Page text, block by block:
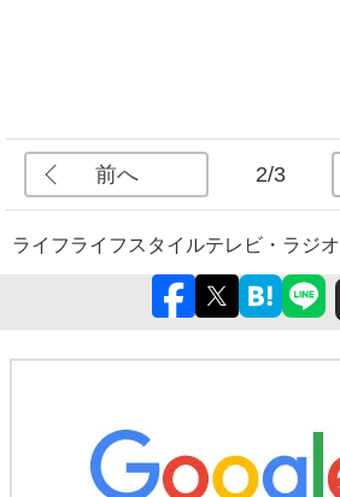
前へ 2/3
ライフライフスタイルテレビ・ラジオ